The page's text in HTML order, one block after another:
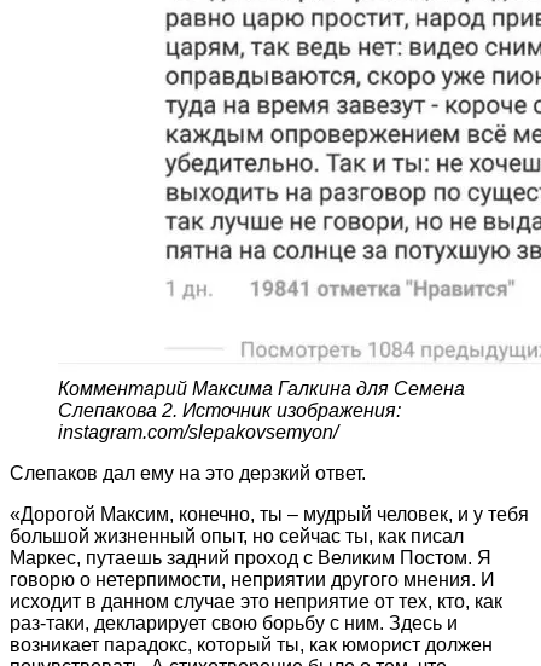
Комментарий Максима Галкина для Семена
Слепакова 2. Источник изображения:
instagram.com/slepakovsemyon/
Слепаков дал ему на это дерзкий ответ.
«Дорогой Максим, конечно, ты – мудрый человек, и у тебя
большой жизненный опыт, но сейчас ты, как писал
Маркес, путаешь задний проход с Великим Постом. Я
говорю о нетерпимости, неприятии другого мнения. И
исходит в данном случае это неприятие от тех, кто, как
раз-таки, декларирует свою борьбу с ним. Здесь и
возникает парадокс, который ты, как юморист должен